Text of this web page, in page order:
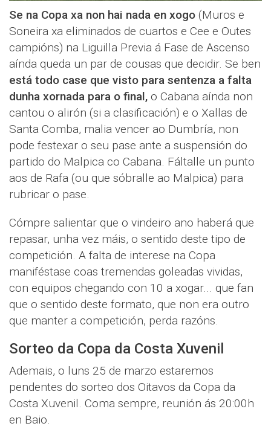
Se na Copa xa non hai nada en xogo (Muros e
Soneira xa eliminados de cuartos e Cee e Outes
campións) na Liguilla Previa á Fase de Ascenso
aínda queda un par de cousas que decidir. Se ben
está todo case que visto para sentenza a falta
dunha xornada para o final, o Cabana aínda non
cantou o alirón (si a clasificación) e o Xallas de
Santa Comba, malia vencer ao Dumbría, non
pode festexar o seu pase ante a suspensión do
partido do Malpica co Cabana. Fáltalle un punto
aos de Rafa (ou que sóbralle ao Malpica) para
rubricar o pase.
Cómpre salientar que o vindeiro ano haberá que
repasar, unha vez máis, o sentido deste tipo de
competición. A falta de interese na Copa
maniféstase coas tremendas goleadas vividas,
con equipos chegando con 10 a xogar... que fan
que o sentido deste formato, que non era outro
que manter a competición, perda razóns.
Sorteo da Copa da Costa Xuvenil
Ademais, o luns 25 de marzo estaremos
pendentes do sorteo dos Oitavos da Copa da
Costa Xuvenil. Coma sempre, reunión ás 20:00h
en Baio.